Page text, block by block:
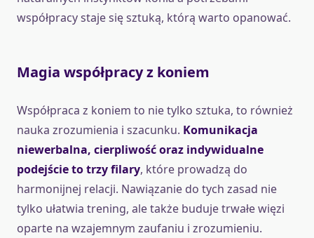
współpracy staje się sztuką, którą warto opanować.
Magia współpracy z koniem
Współpraca z koniem to nie tylko sztuka, to również
nauka zrozumienia i szacunku. Komunikacja
niewerbalna, cierpliwość oraz indywidualne
podejście to trzy filary, które prowadzą do
harmonijnej relacji. Nawiązanie do tych zasad nie
tylko ułatwia trening, ale także buduje trwałe więzi
oparte na wzajemnym zaufaniu i zrozumieniu.